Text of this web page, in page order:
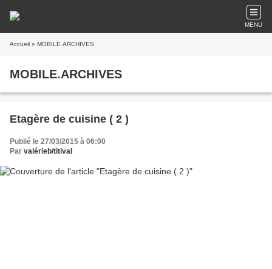
MENU
Accueil » MOBILE.ARCHIVES
MOBILE.ARCHIVES
Etagère de cuisine ( 2 )
Publié le 27/03/2015 à 06:00
Par valérieb/titival